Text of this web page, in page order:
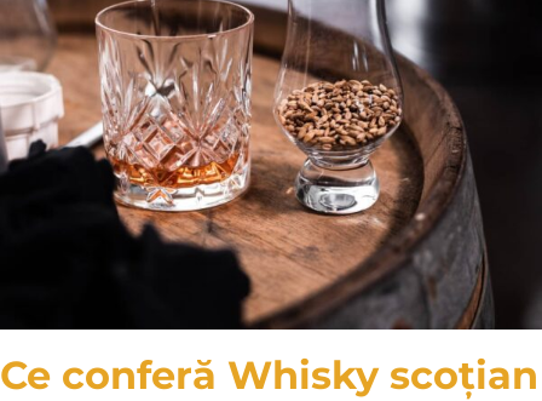
Ce conferă Whisky scoțian